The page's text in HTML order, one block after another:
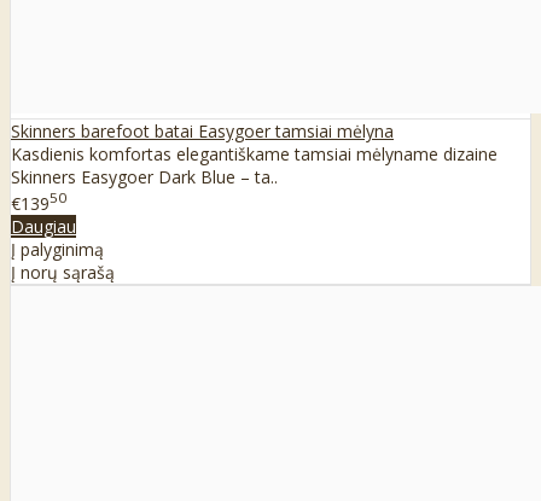
Skinners barefoot batai Easygoer tamsiai mėlyna
Kasdienis komfortas elegantiškame tamsiai mėlyname dizaine
Skinners Easygoer Dark Blue – ta..
€13950
Daugiau
Į palyginimą
Į norų sąrašą